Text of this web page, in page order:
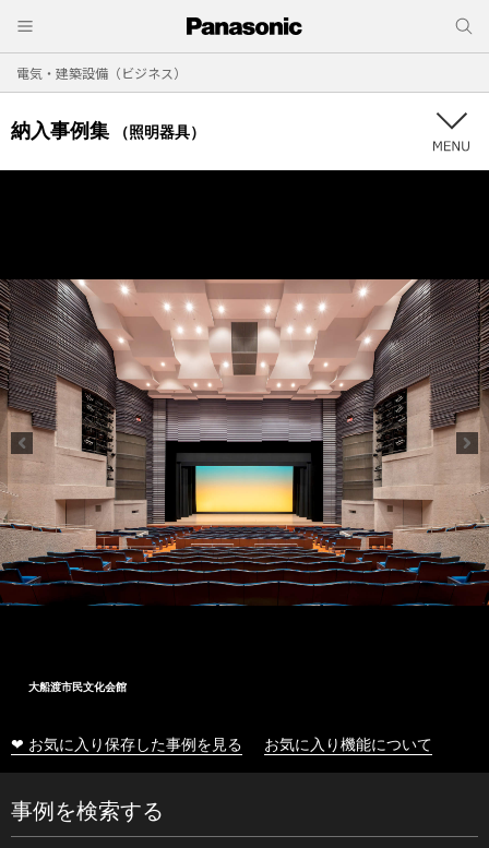
電気・建築設備（ビジネス）
納入事例集 （照明器具）
大船渡市民文化会館
❤ お気に入り保存した事例を見る お気に入り機能について
事例を検索する